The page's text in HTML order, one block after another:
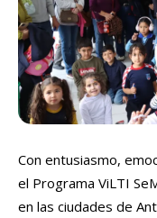
Con entusiasmo,
el Programa ViLTI
en las ciudades de